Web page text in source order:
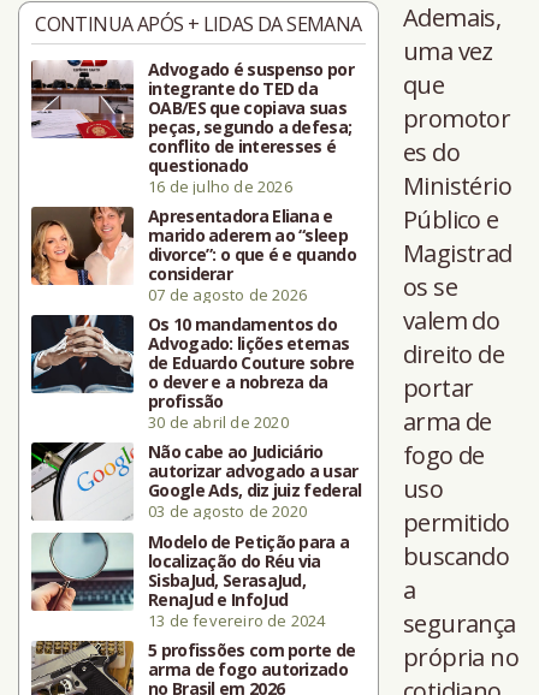
CONTINUA APÓS + LIDAS DA SEMANA
Advogado é suspenso por
integrante do TED da
OAB/ES que copiava suas
peças, segundo a defesa;
conflito de interesses é
questionado
16 de julho de 2026
Apresentadora Eliana e
marido aderem ao “sleep
divorce”: o que é e quando
considerar
07 de agosto de 2026
Os 10 mandamentos do
Advogado: lições eternas
de Eduardo Couture sobre
o dever e a nobreza da
profissão
30 de abril de 2020
Não cabe ao Judiciário
autorizar advogado a usar
Google Ads, diz juiz federal
03 de agosto de 2020
Modelo de Petição para a
localização do Réu via
SisbaJud, SerasaJud,
RenaJud e InfoJud
13 de fevereiro de 2024
5 profissões com porte de
arma de fogo autorizado
no Brasil em 2026
Ademais,
uma vez
que
promotor
es do
Ministério
Público e
Magistrad
os se
valem do
direito de
portar
arma de
fogo de
uso
permitido
buscando
a
segurança
própria no